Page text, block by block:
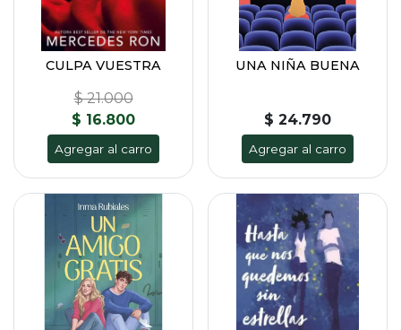
CULPA VUESTRA
$ 21.000
$ 16.800
Agregar al carro
UNA NIÑA BUENA
$ 24.790
Agregar al carro